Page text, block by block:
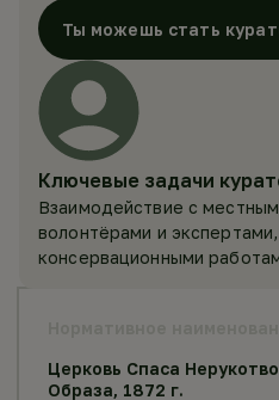
Церковь Спаса
Образа, 1872 г.
Ты можешь стать
Ключевые задачи
Взаимодействие с
волонтёрами и
консервационными